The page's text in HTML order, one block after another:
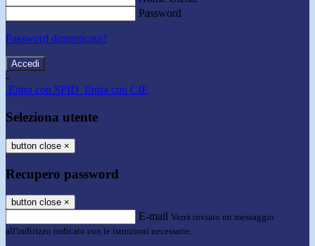
Password
Password dimenticata?
-
Entra con SPID Entra con CIE
Seleziona utente
button close ×
Recupero password
button close ×
E-mail Verrà inviato un messaggio
all'indirizzo indicato con le istruzioni necessarie.